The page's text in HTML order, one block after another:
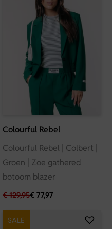
Colourful Rebel
Colourful Rebel | Colbert |
Groen | Zoe gathered
botoom blazer
€129,95€ 77,97
SALE